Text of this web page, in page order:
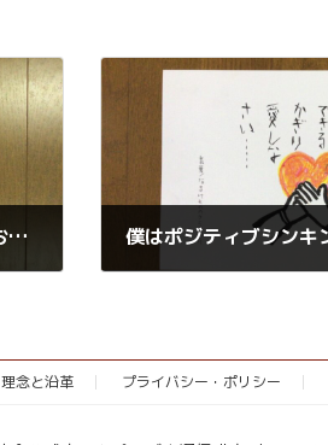
楽筆講師養成講座において！皆さんにお伝えしている2つのキーワード
念と沿革 プライバシー・ポリシー